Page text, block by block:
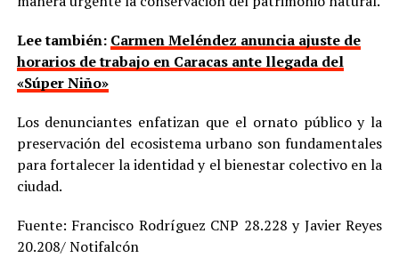
Lee también: Carmen Meléndez anuncia ajuste de
horarios de trabajo en Caracas ante llegada del
«Súper Niño»
Los denunciantes enfatizan que el ornato público y la
preservación del ecosistema urbano son fundamentales
para fortalecer la identidad y el bienestar colectivo en la
ciudad.
Fuente: Francisco Rodríguez CNP 28.228 y Javier Reyes
20.208/ Notifalcón